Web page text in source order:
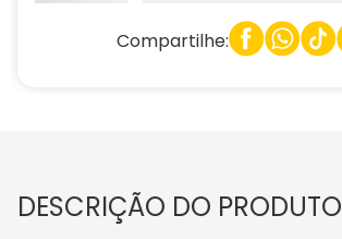
Compartilhe:
DESCRIÇÃO DO PRODUTO